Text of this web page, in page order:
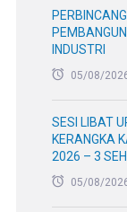
INDUSTRI
05/08/
SESI LIBAT
KERANGKA
2026 – 3
05/08/